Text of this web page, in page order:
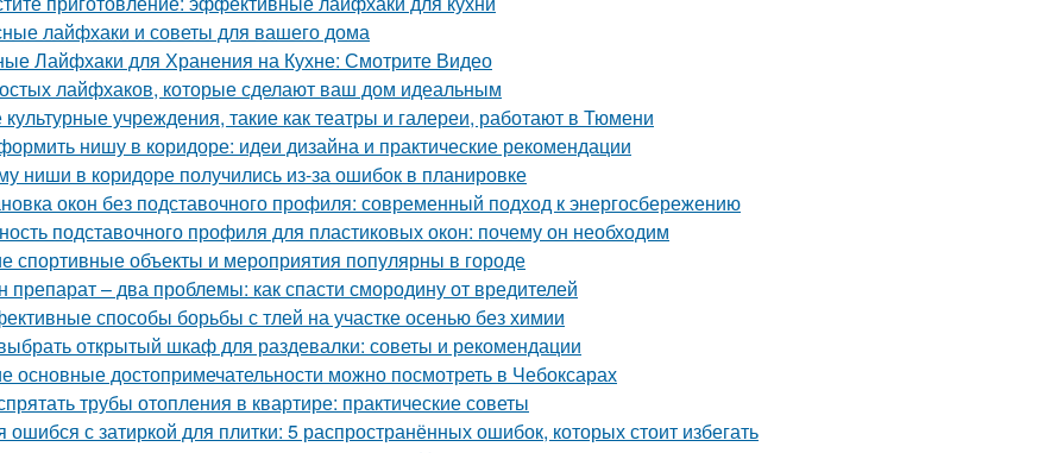
лайфхаки и советы для вашего дома
Лайфхаки для Хранения на Кухне: Смотрите Видео
лайфхаков, которые сделают ваш дом идеальным
культурные учреждения, такие как театры и галереи, работают в Тюмени
нишу в коридоре: идеи дизайна и практические рекомендации
ниши в коридоре получились из-за ошибок в планировке
окон без подставочного профиля: современный подход к энергосбережению
подставочного профиля для пластиковых окон: почему он необходим
спортивные объекты и мероприятия популярны в городе
препарат – два проблемы: как спасти смородину от вредителей
способы борьбы с тлей на участке осенью без химии
открытый шкаф для раздевалки: советы и рекомендации
основные достопримечательности можно посмотреть в Чебоксарах
трубы отопления в квартире: практические советы
ошибся с затиркой для плитки: 5 распространённых ошибок, которых стоит избегать